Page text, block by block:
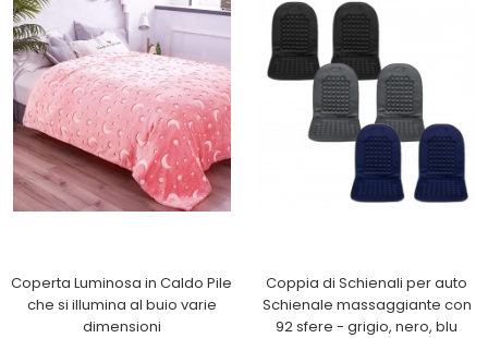
2x Rullo Levapelucchi Rimuovi Peli Spazzola Rotante
Riutilizzabile Roll Off
24,90€
Coperta Luminosa in Caldo Pile
che si illumina al buio varie
dimensioni
Coppia di Schienali per auto
Schienale massaggiante con
92 sfere - grigio, nero, blu